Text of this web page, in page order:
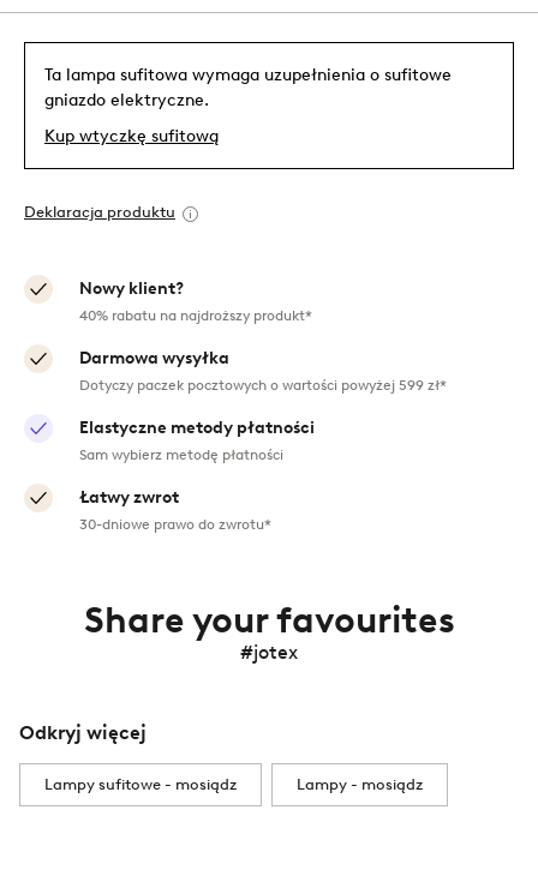
Ta lampa sufitowa wymaga uzupełnienia o sufitowe
gniazdo elektryczne.
Kup wtyczkę sufitową
Deklaracja produktu
Nowy klient?
40% rabatu na najdroższy produkt*
Darmowa wysyłka
Dotyczy paczek pocztowych o wartości powyżej 599 zł*
Elastyczne metody płatności
Sam wybierz metodę płatności
Łatwy zwrot
30-dniowe prawo do zwrotu*
Share your favourites
#jotex
Odkryj więcej
Lampy sufitowe - mosiądz Lampy - mosiądz